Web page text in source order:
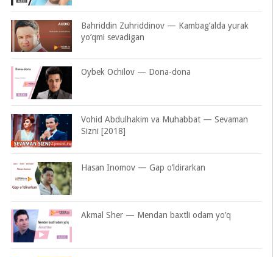
Bahriddin Zuhriddinov — Kambag’alda yurak
yo’qmi sevadigan
Oybek Ochilov — Dona-dona
Vohid Abdulhakim va Muhabbat — Sevaman
Sizni [2018]
Hasan Inomov — Gap o’ldirarkan
Akmal Sher — Mendan baxtli odam yo’q